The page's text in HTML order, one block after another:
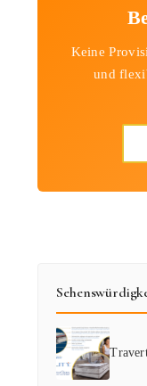
Keine
und